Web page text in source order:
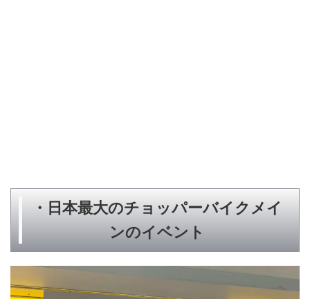
・日本最大のチョッパーバイクメイ
ンのイベント